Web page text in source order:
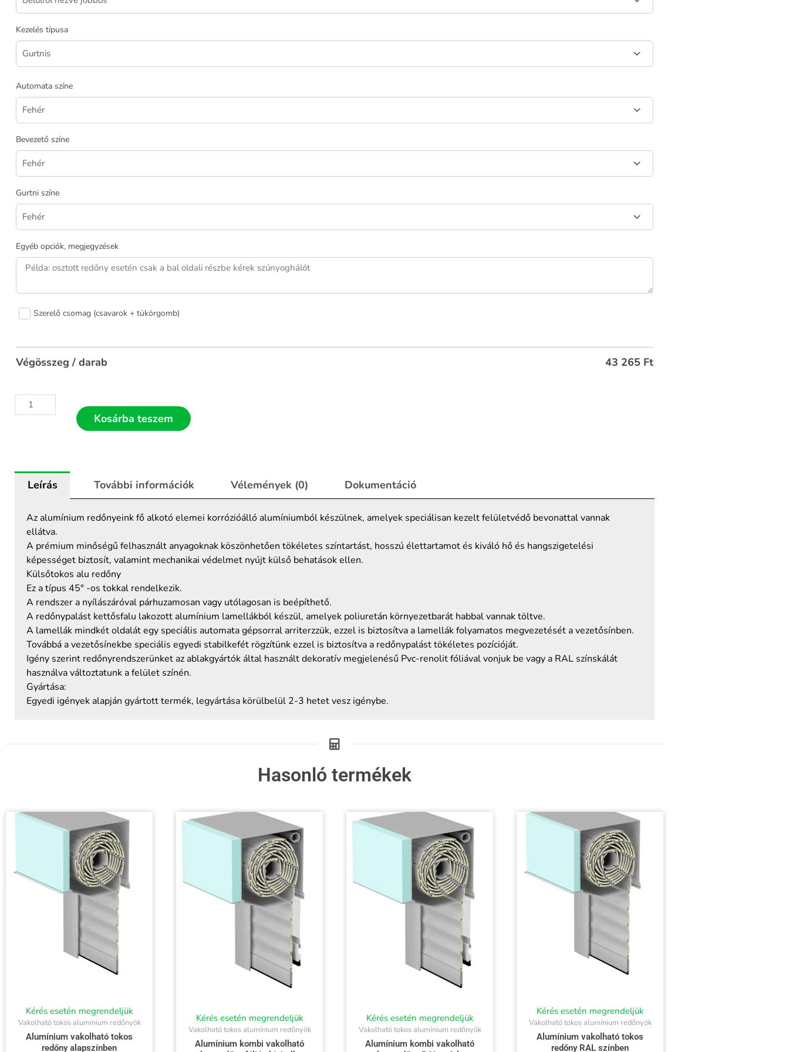
Kezelés típusa
Automata színe
Bevezető színe
Gurtni színe
Egyéb opciók, megjegyzések
Szerelő csomag (csavarok + tükörgomb)
Végösszeg / darab 43 265 Ft
Kosárba teszem
Leírás További információk Vélemények (0) Dokumentáció
Az alumínium redőnyeink fő alkotó elemei korrózióálló alumíniumból készülnek, amelyek speciálisan kezelt felületvédő bevonattal vannak
ellátva.
A prémium minőségű felhasznált anyagoknak köszönhetően tökéletes színtartást, hosszú élettartamot és kiváló hő és hangszigetelési
képességet biztosít, valamint mechanikai védelmet nyújt külső behatások ellen.
Külsőtokos alu redőny
Ez a típus 45° -os tokkal rendelkezik.
A rendszer a nyílászáróval párhuzamosan vagy utólagosan is beépíthető.
A redőnypalást kettősfalu lakozott alumínium lamellákból készül, amelyek poliuretán környezetbarát habbal vannak töltve.
A lamellák mindkét oldalát egy speciális automata gépsorral arriterzzük, ezzel is biztosítva a lamellák folyamatos megvezetését a vezetősínben.
Továbbá a vezetősínekbe speciális egyedi stabilkefét rögzítünk ezzel is biztosítva a redőnypalást tökéletes pozícióját.
Igény szerint redőnyrendszerünket az ablakgyártók által használt dekoratív megjelenésű Pvc-renolit fóliával vonjuk be vagy a RAL színskálát
használva változtatunk a felület színén.
Gyártása:
Egyedi igények alapján gyártott termék, legyártása körülbelül 2-3 hetet vesz igénybe.
Hasonló termékek
Kérés esetén megrendeljük
Vakolható tokos alumínium redőnyök
Alumínium vakolható tokos
redőny alapszínben
Kérés esetén megrendeljük
Vakolható tokos alumínium redőnyök
Alumínium kombi vakolható
Kérés esetén megrendeljük
Vakolható tokos alumínium redőnyök
Alumínium kombi vakolható
Kérés esetén megrendeljük
Vakolható tokos alumínium redőnyök
Alumínium vakolható tokos
redőny RAL színben